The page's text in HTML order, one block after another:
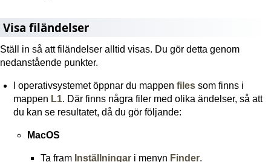
Visa filändelser
Ställ in så att filändelser alltid visas. Du gör detta genom
nedanstående punkter.
I operativsystemet öppnar du mappenfiles som finns i
mappen L1. Där finns några filer med olika ändelser, så att
du kan se resultatet, då du gör följande:
MacOS
Ta fram Inställningar i menyn Finder.